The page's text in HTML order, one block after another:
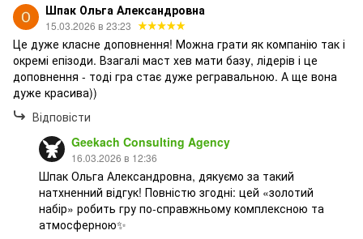
Шпак Ольга Александровна
15.03.2026 в 23:23
Це дуже класне доповнення! Можна грати як компанію так і
окремі епізоди. Взагалі маст хев мати базу, лідерів і це
доповнення - тоді гра стає дуже регравальною. А ще вона
дуже красива))
Відповісти
Geekach Consulting Agency
16.03.2026 в 12:36
Шпак Ольга Александровна, дякуємо за такий
натхненний відгук! Повністю згодні: цей «золотий
набір» робить гру по-справжньому комплексною та
атмосферною✨